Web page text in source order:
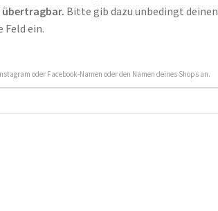
Bitte gib dazu unbedingt deinen
Feld ein.
oder Facebook-Namen oder den Namen deines Shops an.